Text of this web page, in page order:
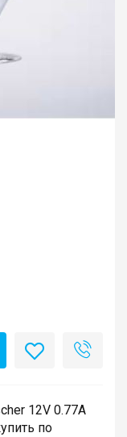
12V 0.77A
по